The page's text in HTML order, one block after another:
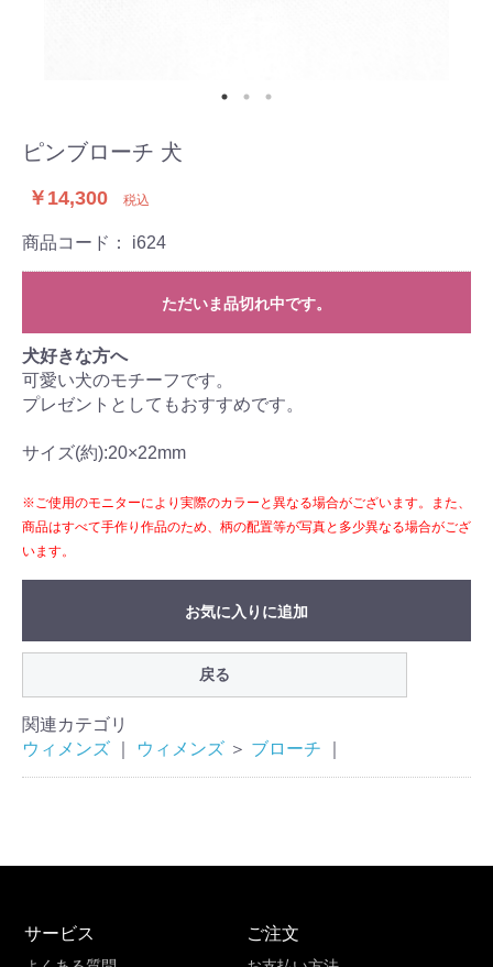
ピンブローチ 犬
￥14,300 税込
商品コード： i624
ただいま品切れ中です。
犬好きな方へ
可愛い犬のモチーフです。
プレゼントとしてもおすすめです。
サイズ(約):20×22mm
※ご使用のモニターにより実際のカラーと異なる場合がございます。また、
商品はすべて手作り作品のため、柄の配置等が写真と多少異なる場合がござ
います。
お気に入りに追加
戻る
関連カテゴリ
ウィメンズ
ウィメンズ ＞ ブローチ
サービス ご注文